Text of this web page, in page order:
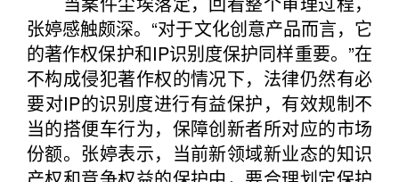
张婷感触颇深。“对于文化创意产品而言，它
的著作权保护和IP识别度保护同样重要。”在
不构成侵犯著作权的情况下，法律仍然有必
要对IP的识别度进行有益保护，有效规制不
当的搭便车行为，保障创新者所对应的市场
份额。张婷表示，当前新领域新业态的知识